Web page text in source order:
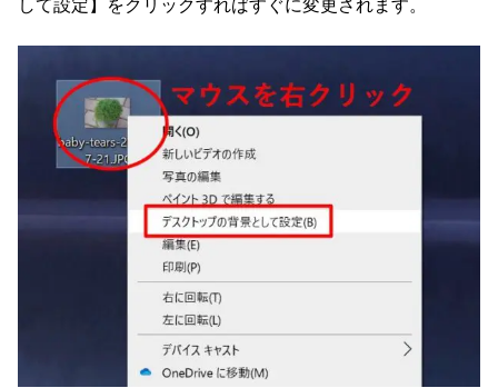
して設定】をクリックすればすぐに変更されます。